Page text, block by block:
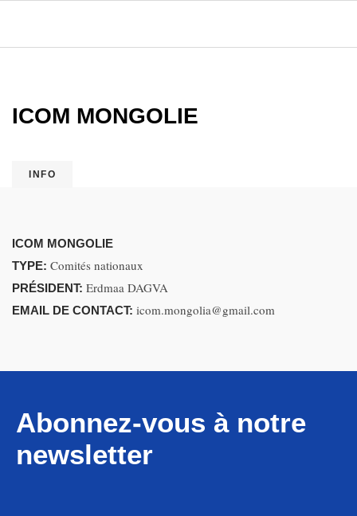
ICOM MONGOLIE
INFO
ICOM MONGOLIE
TYPE: Comités nationaux
PRÉSIDENT: Erdmaa DAGVA
EMAIL DE CONTACT: icom.mongolia@gmail.com
Abonnez-vous à notre
newsletter